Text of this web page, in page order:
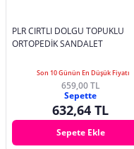
PLR CIRTLI DOLGU TOPUKLU
ORTOPEDİK SANDALET
Son 10 Günün En Düşük Fiyatı
659,00 TL
Sepette
632,64 TL
Sepete Ekle